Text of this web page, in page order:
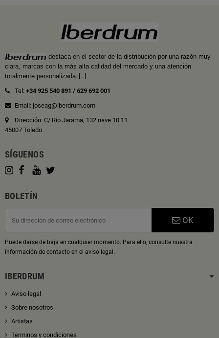
destaca en el sector de la distribución por una razón muy
clara, marcas con la más alta calidad del mercado y una atención
totalmente personalizada. [...]
Tel: +34 925 540 891 / 629 692 001
Email: joseag@iberdrum.com
Dirección: C/ Rio Jarama, 132 nave 10.11
45007 Toledo
SÍGUENOS
BOLETÍN
OK
Puede darse de baja en cualquier momento. Para ello, consulte nuestra
información de contacto en el aviso legal.
IBERDRUM
Aviso legal
Sobre nosotros
Artistas
Terminos y condiciones